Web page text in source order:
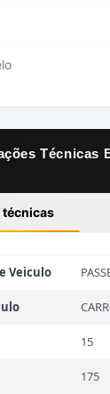
Técnicas
Veiculo
15
175